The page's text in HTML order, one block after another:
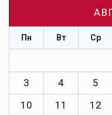
Пн Вт Ср
3
4 5
10
11 12